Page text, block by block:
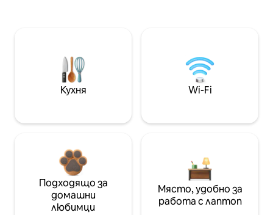
Кухня Wi-Fi
Подходящо за
домашни
любимци
Място, удобно за
работа с лаптоп